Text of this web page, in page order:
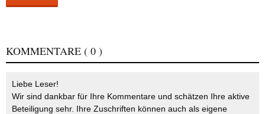
KOMMENTARE ( 0 )
Liebe Leser!
Wir sind dankbar für Ihre Kommentare und schätzen Ihre aktive
Beteiligung sehr. Ihre Zuschriften können auch als eigene